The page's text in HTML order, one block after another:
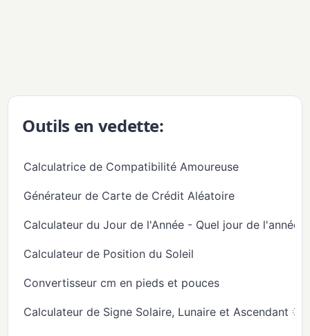
Outils en vedette:
Calculatrice de Compatibilité Amoureuse
Générateur de Carte de Crédit Aléatoire
Calculateur du Jour de l'Année - Quel jour de l'année
Calculateur de Position du Soleil
Convertisseur cm en pieds et pouces
Calculateur de Signe Solaire, Lunaire et Ascendant